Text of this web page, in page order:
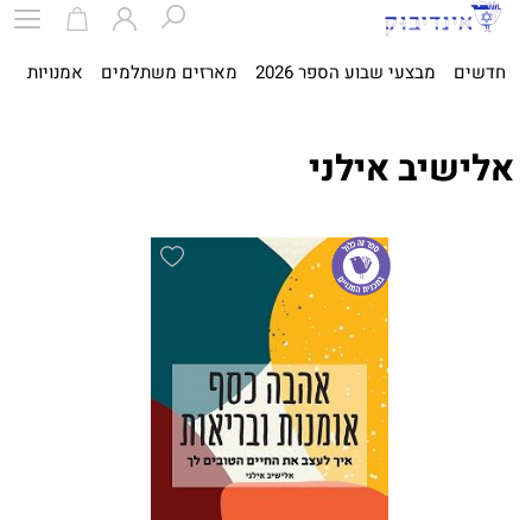
חדשים מבצעי שבוע הספר 2026 מארזים משתלמים אמנויות
אלישיב אילני